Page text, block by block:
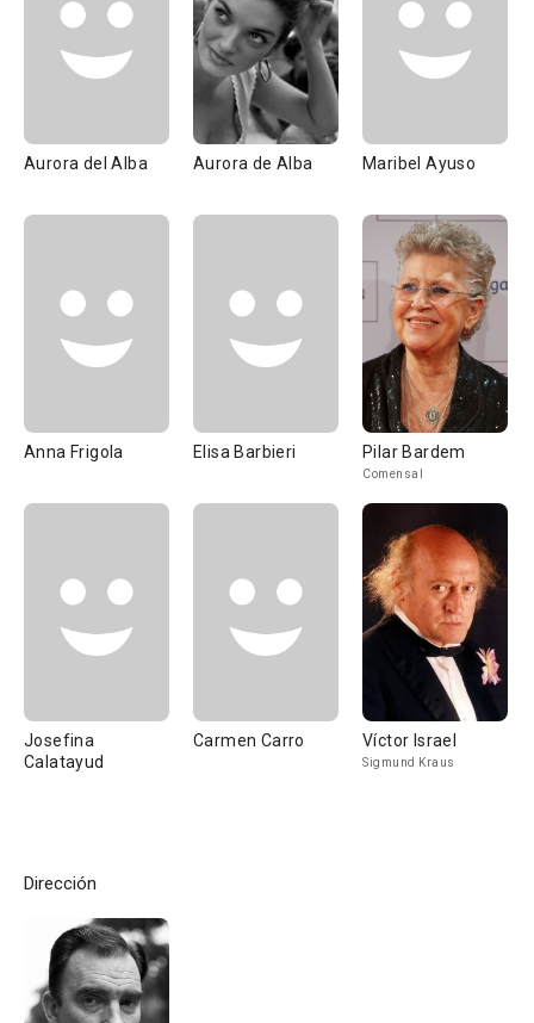
Aurora del Alba Aurora de Alba Maribel Ayuso
Anna Frigola Elisa Barbieri Pilar Bardem
Comensal
Josefina
Calatayud
Carmen Carro Víctor Israel
Sigmund Kraus
Dirección